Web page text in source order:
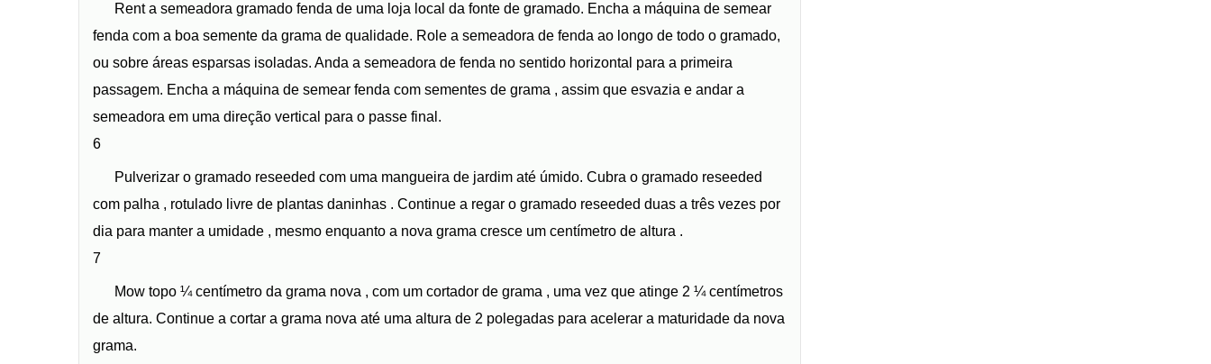
Rent a semeadora gramado fenda de uma loja local da fonte de gramado. Encha a máquina de semear
fenda com a boa semente da grama de qualidade. Role a semeadora de fenda ao longo de todo o gramado,
ou sobre áreas esparsas isoladas. Anda a semeadora de fenda no sentido horizontal para a primeira
passagem. Encha a máquina de semear fenda com sementes de grama , assim que esvazia e andar a
semeadora em uma direção vertical para o passe final.
6
Pulverizar o gramado reseeded com uma mangueira de jardim até úmido. Cubra o gramado reseeded
com palha , rotulado livre de plantas daninhas . Continue a regar o gramado reseeded duas a três vezes por
dia para manter a umidade , mesmo enquanto a nova grama cresce um centímetro de altura .
7
Mow topo ¼ centímetro da grama nova , com um cortador de grama , uma vez que atinge 2 ¼ centímetros
de altura. Continue a cortar a grama nova até uma altura de 2 polegadas para acelerar a maturidade da nova
grama.